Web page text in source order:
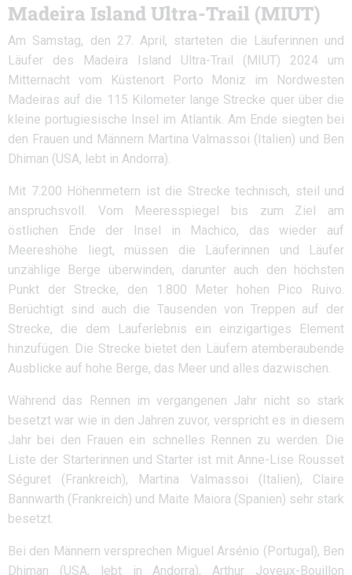
Madeira Island Ultra-Trail (MIUT)
Am Samstag, den 27. April, starteten die Läuferinnen und
Läufer des Madeira Island Ultra-Trail (MIUT) 2024 um
Mitternacht vom Küstenort Porto Moniz im Nordwesten
Madeiras auf die 115 Kilometer lange Strecke quer über die
kleine portugiesische Insel im Atlantik. Am Ende siegten bei
den Frauen und Männern Martina Valmassoi (Italien) und Ben
Dhiman (USA, lebt in Andorra).
Mit 7.200 Höhenmetern ist die Strecke technisch, steil und
anspruchsvoll. Vom Meeresspiegel bis zum Ziel am
östlichen Ende der Insel in Machico, das wieder auf
Meereshöhe liegt, müssen die Läuferinnen und Läufer
unzählige Berge überwinden, darunter auch den höchsten
Punkt der Strecke, den 1.800 Meter hohen Pico Ruivo.
Berüchtigt sind auch die Tausenden von Treppen auf der
Strecke, die dem Lauferlebnis ein einzigartiges Element
hinzufügen. Die Strecke bietet den Läufern atemberaubende
Ausblicke auf hohe Berge, das Meer und alles dazwischen.
Während das Rennen im vergangenen Jahr nicht so stark
besetzt war wie in den Jahren zuvor, verspricht es in diesem
Jahr bei den Frauen ein schnelles Rennen zu werden. Die
Liste der Starterinnen und Starter ist mit Anne-Lise Rousset
Séguret (Frankreich), Martina Valmassoi (Italien), Claire
Bannwarth (Frankreich) und Maite Maiora (Spanien) sehr stark
besetzt.
Bei den Männern versprechen Miguel Arsénio (Portugal), Ben
Dhiman (USA, lebt in Andorra), Arthur Joyeux-Bouillon